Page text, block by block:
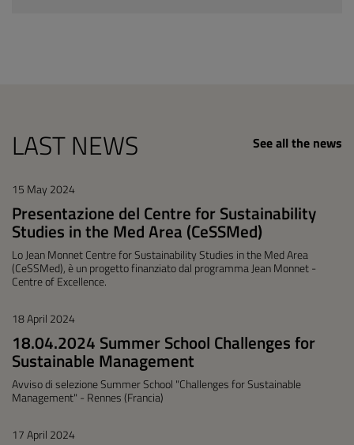
LAST NEWS See all the news
15 May 2024
Presentazione del Centre for Sustainability
Studies in the Med Area (CeSSMed)
Lo Jean Monnet Centre for Sustainability Studies in the Med Area
(CeSSMed), è un progetto finanziato dal programma Jean Monnet -
Centre of Excellence.
18 April 2024
18.04.2024 Summer School Challenges for
Sustainable Management
Avviso di selezione Summer School "Challenges for Sustainable
Management" - Rennes (Francia)
17 April 2024